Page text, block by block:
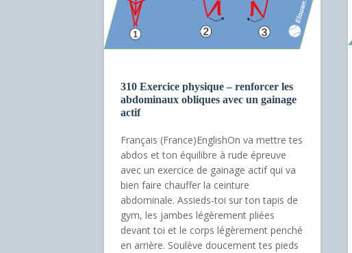
310 Exercice physique – renforcer les
abdominaux obliques avec un gainage
actif
Français (France)EnglishOn va mettre tes
abdos et ton équilibre à rude épreuve
avec un exercice de gainage actif qui va
bien faire chauffer la ceinture
abdominale. Assieds-toi sur ton tapis de
gym, les jambes légèrement pliées
devant toi et le corps légèrement penché
en arrière. Soulève doucement tes pieds